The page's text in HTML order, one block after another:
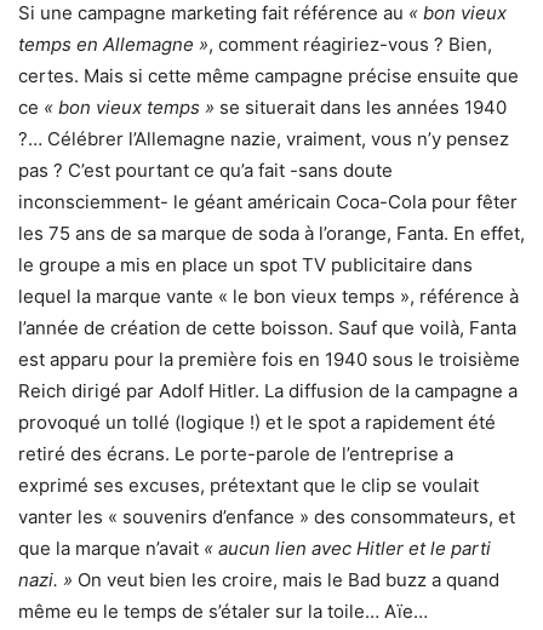
Si une campagne marketing fait référence au « bon vieux
temps en Allemagne », comment réagiriez-vous ? Bien,
certes. Mais si cette même campagne précise ensuite que
ce « bon vieux temps » se situerait dans les années 1940
?… Célébrer l’Allemagne nazie, vraiment, vous n’y pensez
pas ? C’est pourtant ce qu’a fait -sans doute
inconsciemment- le géant américain Coca-Cola pour fêter
les 75 ans de sa marque de soda à l’orange, Fanta. En effet,
le groupe a mis en place un spot TV publicitaire dans
lequel la marque vante « le bon vieux temps », référence à
l’année de création de cette boisson. Sauf que voilà, Fanta
est apparu pour la première fois en 1940 sous le troisième
Reich dirigé par Adolf Hitler. La diffusion de la campagne a
provoqué un tollé (logique !) et le spot a rapidement été
retiré des écrans. Le porte-parole de l’entreprise a
exprimé ses excuses, prétextant que le clip se voulait
vanter les « souvenirs d’enfance » des consommateurs, et
que la marque n’avait « aucun lien avec Hitler et le parti
nazi. » On veut bien les croire, mais le Bad buzz a quand
même eu le temps de s’étaler sur la toile… Aïe…